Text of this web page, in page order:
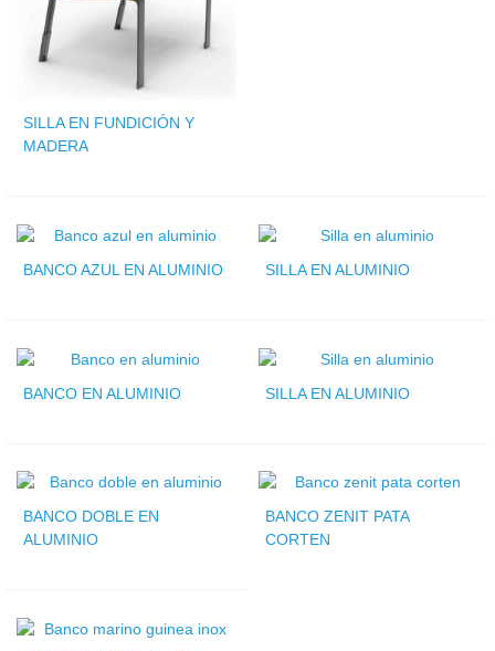
SILLA EN FUNDICIÓN Y
MADERA
BANCO AZUL EN ALUMINIO SILLA EN ALUMINIO
BANCO EN ALUMINIO SILLA EN ALUMINIO
BANCO DOBLE EN
ALUMINIO
BANCO ZENIT PATA
CORTEN